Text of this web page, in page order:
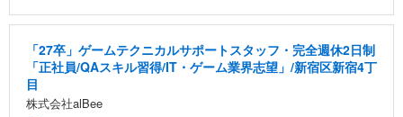
「27卒」ゲームテクニカルサポートスタッフ・完全週休2日制
「正社員/QAスキル習得/IT・ゲーム業界志望」/新宿区新宿4丁
目
株式会社alBee